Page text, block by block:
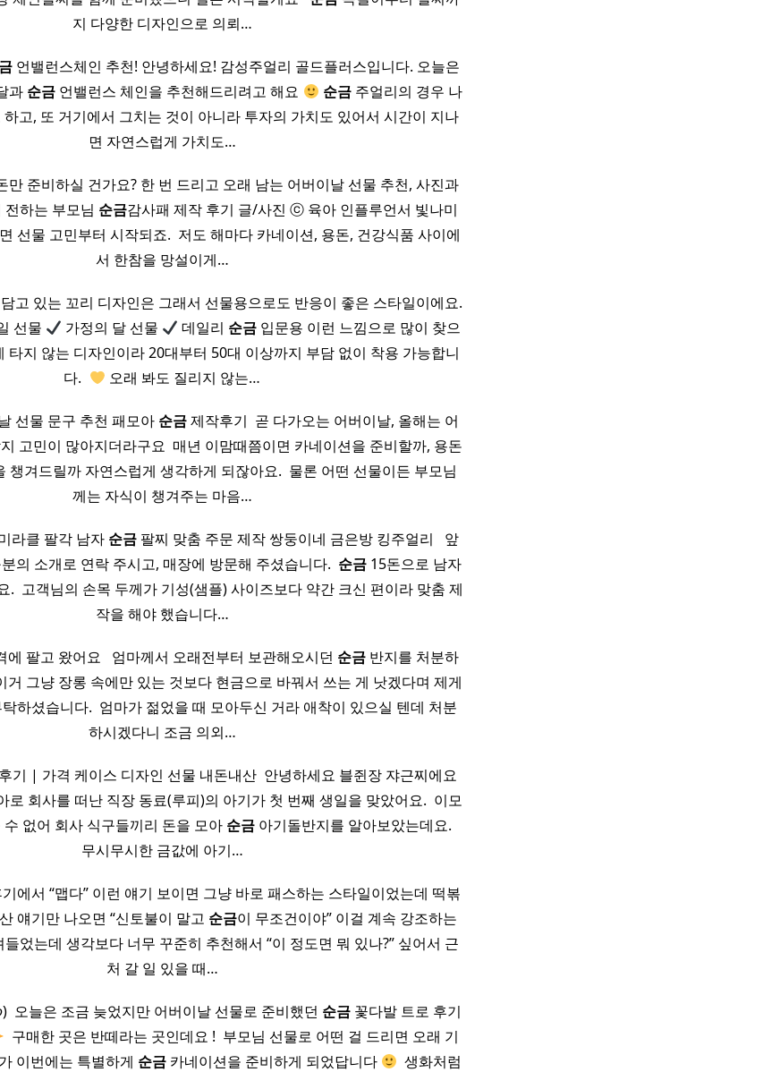
지 다양한 디자인으로 의뢰…
언밸런스체인 추천! 안녕하세요! 감성주얼리 골드플러스입니다. 오늘은
과 순금 언밸런스 체인을 추천해드리려고 해요 순금주얼리의 경우 나
고, 또 거기에서 그치는 것이 아니라 투자의 가치도 있어서 시간이 지나
면 자연스럽게 가치도…
만 준비하실 건가요? 한 번 드리고 오래 남는 어버이날 선물 추천, 사진과
하는 부모님 순금감사패 제작 후기 글/사진 ⓒ 육아 인플루언서 빛나미
선물 고민부터 시작되죠. ​ 저도 해마다 카네이션, 용돈, 건강식품 사이에
서 한참을 망설이게…
고 있는 꼬리 디자인은 그래서 선물용으로도 반응이 좋은 스타일이에요.
선물 가정의 달 선물 데일리 순금 입문용 이런 느낌으로 많이 찾으
타지 않는 디자인이라 20대부터 50대 이상까지 부담 없이 착용 가능합니
다. ​
오래 봐도 질리지 않는…
선물 문구 추천 패모아 순금제작후기 ​ 곧 다가오는 어버이날, 올해는 어
고민이 많아지더라구요 ​ 매년 이맘때쯤이면 카네이션을 준비할까, 용돈
챙겨드릴까 자연스럽게 생각하게 되잖아요. ​ 물론 어떤 선물이든 부모님
께는 자식이 챙겨주는 마음…
라클 팔각 남자 순금팔찌 맞춤 주문 제작 쌍둥이네 금은방 킹주얼리 ​ ​ 앞
의 소개로 연락 주시고, 매장에 방문해 주셨습니다.
순금 15돈으로 남자
. ​ 고객님의 손목 두께가 기성(샘플) 사이즈보다 약간 크신 편이라 맞춤 제
작을 해야 했습니다…
에 팔고 왔어요 ​ ​ 엄마께서 오래전부터 보관해오시던 순금 반지를 처분하
거 그냥 장롱 속에만 있는 것보다 현금으로 바꿔서 쓰는 게 낫겠다며 제게
하셨습니다. ​ 엄마가 젊었을 때 모아두신 거라 애착이 있으실 텐데 처분
하시겠다니 조금 의외…
기 | 가격 케이스 디자인 선물 내돈내산 ​ 안녕하세요 블쥔장 쟈근찌에요
로 회사를 떠난 직장 동료(루피)의 아기가 첫 번째 생일을 맞았어요. ​ 이모
없어 회사 식구들끼리 돈을 모아 순금 아기돌반지를 알아보았는데요. ​ ​
무시무시한 금값에 아기…
에서 “맵다” 이런 얘기 보이면 그냥 바로 패스하는 스타일이었는데 떡볶
얘기만 나오면 “신토불이 말고 순금이 무조건이야” 이걸 계속 강조하는
었는데 생각보다 너무 꾸준히 추천해서 “이 정도면 뭐 있나?” 싶어서 근
처 갈 일 있을 때…
늘은 조금 늦었지만 어버이날 선물로 준비했던 순금 꽃다발 트로 후기
​ 구매한 곳은 반떼라는 곳인데요 ! ​ 부모님 선물로 어떤 걸 드리면 오래 기
이번에는 특별하게 순금카네이션을 준비하게 되었답니다 ​ 생화처럼